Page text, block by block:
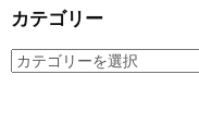
カテゴリー